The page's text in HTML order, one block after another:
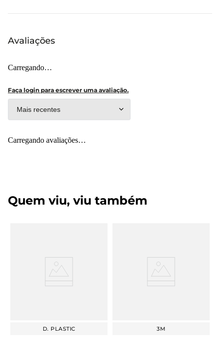
Avaliações
Carregando…
Faça login para escrever uma avaliação.
Mais recentes
Carregando avaliações…
Quem viu, viu também
D. PLASTIC 3M